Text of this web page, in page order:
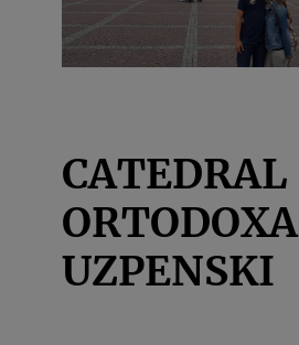
CATEDRAL
ORTODOXA
UZPENSKI